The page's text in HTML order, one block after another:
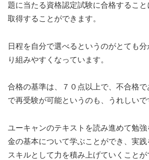
題に当たる資格認定試験に合格するこ
取得することができます。
日程を自分で選べるというのがとても
り組みやすくなっています。
合格の基準は、７０点以上で、不合格で
で再受験が可能というのも、うれしいで
ユーキャンのテキストを読み進めて勉
金の基本について学ぶことができ、実
スキルとして力を積み上げていくこと